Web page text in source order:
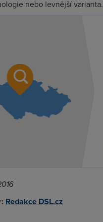
nebo levnější varianta.
Redakce DSL.cz